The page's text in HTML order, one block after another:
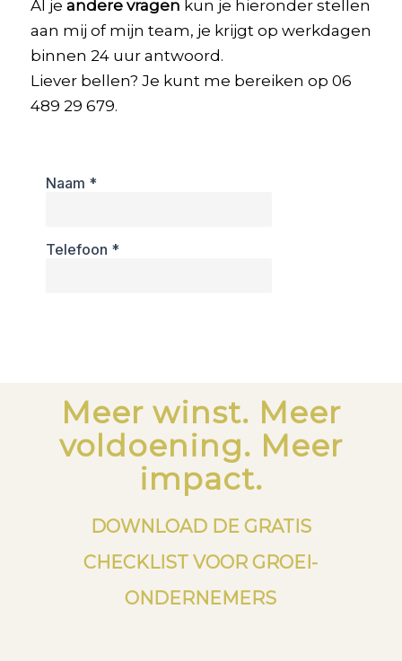
Al je andere vragen kun je hieronder stellen
aan mij of mijn team, je krijgt op werkdagen
binnen 24 uur antwoord.
Liever bellen? Je kunt me bereiken op 06
489 29 679.
Meer winst. Meer
voldoening. Meer
impact.
DOWNLOAD DE GRATIS
CHECKLIST VOOR GROEI-
ONDERNEMERS